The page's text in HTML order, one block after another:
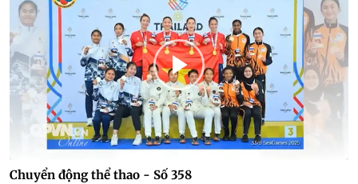
Chuyển động thể thao - Số 358